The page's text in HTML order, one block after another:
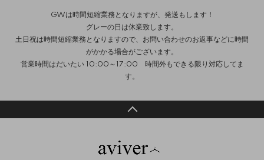
GWは時間短縮業務となりますが、発送もします！
グレーの日は休業致します。
土日祝は時間短縮業務となりますので、お問い合わせのお返事などに時間
がかかる場合がございます。
営業時間はだいたい 10:00～17:00 時間外もできる限り対応してま
す。